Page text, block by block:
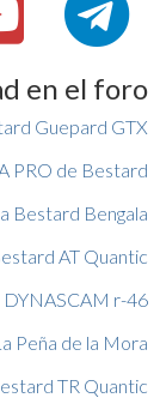
en el foro
Guepard GTX
PRO de Bestard
Bestard Bengala
AT Quantic
DYNASCAM r-46
Peña de la Mora
TR Quantic